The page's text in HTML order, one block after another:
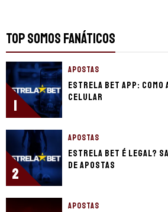
TOP SOMOS FANÁTICOS
1
APOSTAS
Estrela Bet app: Como
celular
2
APOSTAS
Estrela Bet é legal?
de apostas
APOSTAS